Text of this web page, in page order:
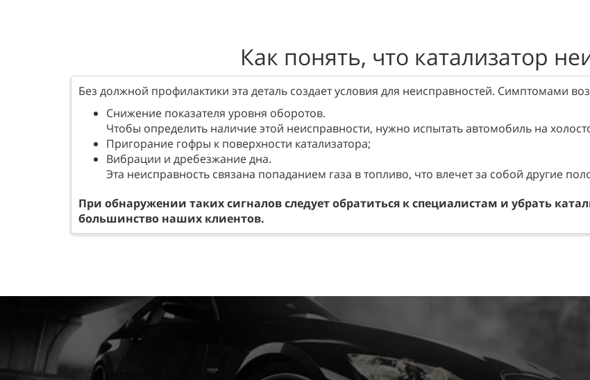
Как понять, что катализатор
Без должной профилактики эта деталь создает условия для неисправностей. Симптомами
Снижение показателя уровня оборотов.
Чтобы определить наличие этой неисправности, нужно испытать автомобиль на
Пригорание гофры к поверхности катализатора;
Вибрации и дребезжание дна.
Эта неисправность связана попаданием газа в топливо, что влечет за собой другие
При обнаружении таких сигналов следует обратиться к специалистам и убрать
большинство наших клиентов.